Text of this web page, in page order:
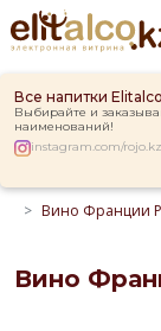
Все напитки
Выбирайте и
наименований!
instagram.com/rojo.kz
Рекомендуем
Виски
Вино Франции
Вино